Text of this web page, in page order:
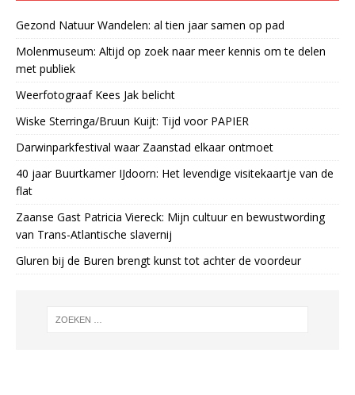
Gezond Natuur Wandelen: al tien jaar samen op pad
Molenmuseum: Altijd op zoek naar meer kennis om te delen
met publiek
Weerfotograaf Kees Jak belicht
Wiske Sterringa/Bruun Kuijt: Tijd voor PAPIER
Darwinparkfestival waar Zaanstad elkaar ontmoet
40 jaar Buurtkamer IJdoorn: Het levendige visitekaartje van de
flat
Zaanse Gast Patricia Viereck: Mijn cultuur en bewustwording
van Trans-Atlantische slavernij
Gluren bij de Buren brengt kunst tot achter de voordeur